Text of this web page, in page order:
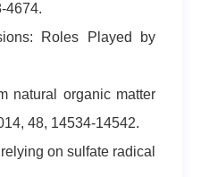
4674.
Roles Played by
natural organic matter
48, 14534-14542.
on sulfate radical